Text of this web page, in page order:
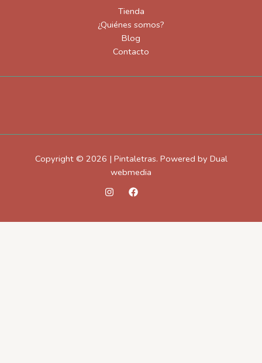
Tienda
¿Quiénes somos?
Blog
Contacto
Copyright © 2026 | Pintaletras. Powered by Dual
webmedia